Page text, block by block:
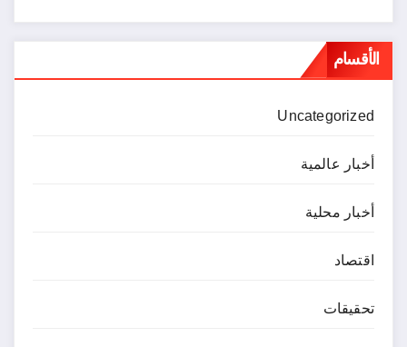
الأقسام
Uncategorized
أخبار عالمية
أخبار محلية
اقتصاد
تحقيقات